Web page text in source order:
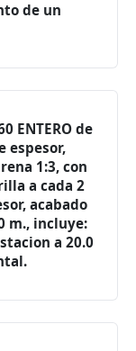
de un
ENTERO de
espesor,
1:3, con
a cada 2
acabado
m., incluye:
a 20.0